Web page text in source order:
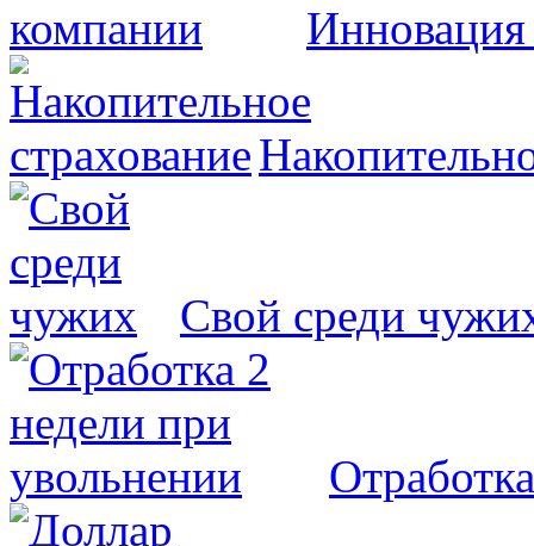
Инновация
Свой среди